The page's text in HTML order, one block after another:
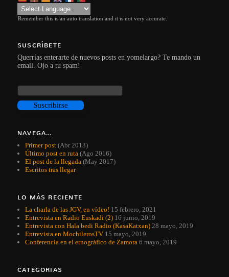
Remember this is an auto translation and it is not very accurate.
SUSCRÍBETE
Querrías enterarte de nuevos posts en yomelargo? Te mando un
email. Ojo a tu spam!
NAVEGA…
Primer post (Abr 2013)
Último post en ruta (Ago 2016)
El post de la llegada (May 2017)
Escritos tras llegar
LO MÁS RECIENTE
La charla de las JGV, en vídeo! 15 febrero, 2021
Entrevista en Radio Euskadi (2) 16 junio, 2019
Entrevista con Hala bedi Radio (KasaKatxan) 28 mayo, 2019
Entrevista en MochilerosTV 15 mayo, 2019
Conferencia en el etnográfico de Zamora 6 mayo, 2019
CATEGORIAS